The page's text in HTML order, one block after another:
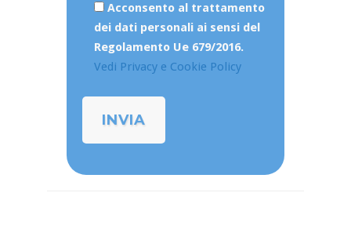
Acconsento al trattamento
dei dati personali ai sensi del
Regolamento Ue 679/2016.
Vedi Privacy e Cookie Policy